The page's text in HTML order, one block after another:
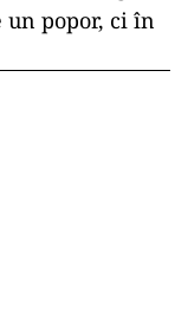
un popor, ci în